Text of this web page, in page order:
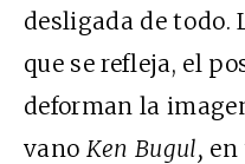
desligada de todo.
que se refleja, el
deforman la
vano Ken Bugul, en